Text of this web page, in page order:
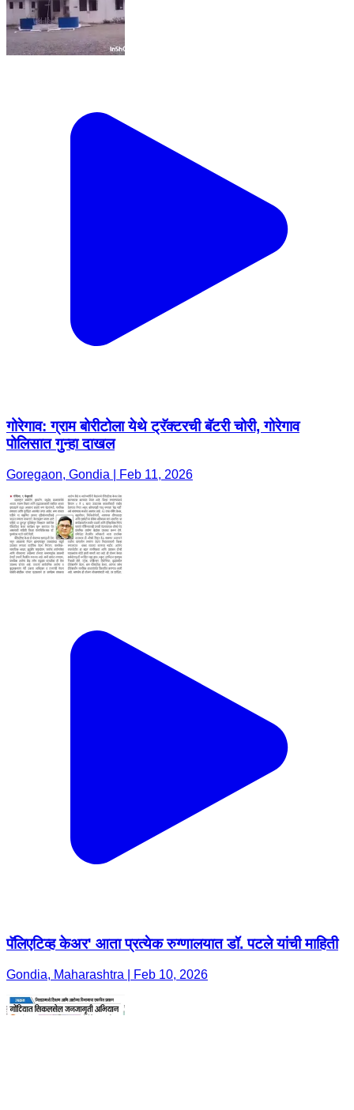
गोरेगाव: ग्राम बोरीटोला येथे ट्रॅक्टरची बॅटरी चोरी, गोरेगाव
पोलिसात गुन्हा दाखल
Goregaon, Gondia | Feb 11, 2026
पॅलिएटिव्ह केअर' आता प्रत्येक रुग्णालयात डॉ. पटले यांची माहिती
Gondia, Maharashtra | Feb 10, 2026